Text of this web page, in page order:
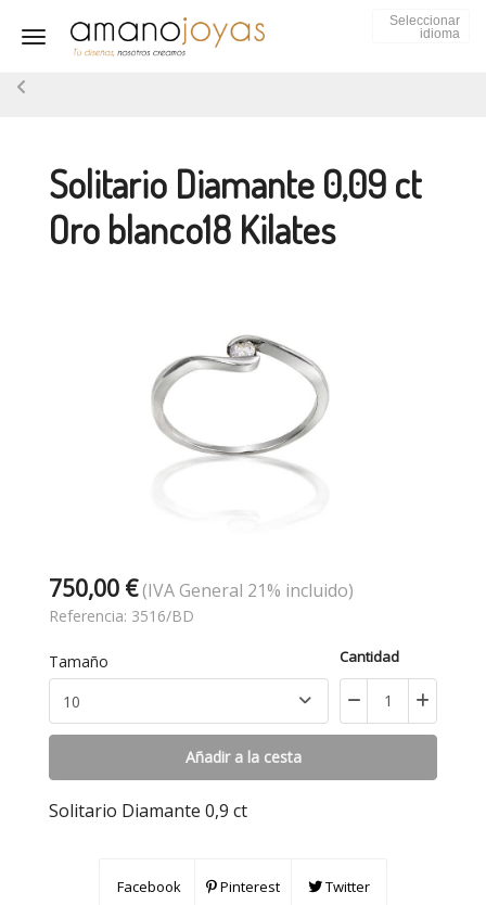
Seleccionar
idioma
Toggle navigation
Solitario Diamante 0,09 ct
Oro blanco18 Kilates
750,00 €(IVA General 21% incluido)
Referencia: 3516/BD
Tamaño Cantidad
Añadir a la cesta
Solitario Diamante 0,9 ct
Facebook Pinterest Twitter